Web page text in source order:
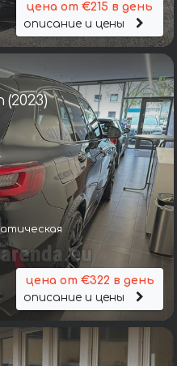
цена от €215 в день
описание и цены
цена от €322 в день
описание и цены